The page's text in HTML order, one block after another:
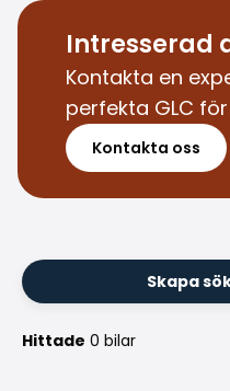
Intresserad
Kontakta en
perfekta GLC
Kontakta oss
Skapa
Hittade 0 bilar